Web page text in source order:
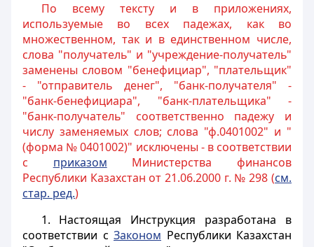
По всему тексту и в приложениях,
используемые во всех падежах, как во
множественном, так и в единственном числе,
слова "получатель" и "учреждение-получатель"
заменены словом "бенефициар", "плательщик"
- "отправитель денег", "банк-получателя" -
"банк-бенефициара", "банк-плательщика" -
"банк-получатель" соответственно падежу и
числу заменяемых слов; слова "ф.0401002" и "
(форма № 0401002)" исключены - в соответствии
с приказом Министерства финансов
Республики Казахстан от 21.06.2000 г. № 298 (см.
стар. ред.)
1. Настоящая Инструкция разработана в
соответствии с Законом Республики Казахстан